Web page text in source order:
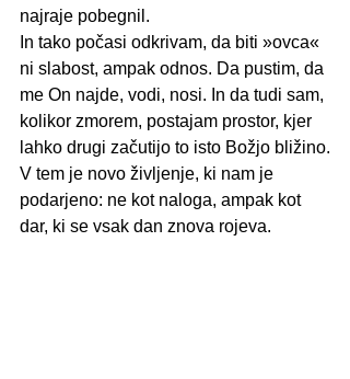
najraje pobegnil.
In tako počasi odkrivam, da biti »ovca«
ni slabost, ampak odnos. Da pustim, da
me On najde, vodi, nosi. In da tudi sam,
kolikor zmorem, postajam prostor, kjer
lahko drugi začutijo to isto Božjo bližino.
V tem je novo življenje, ki nam je
podarjeno: ne kot naloga, ampak kot
dar, ki se vsak dan znova rojeva.